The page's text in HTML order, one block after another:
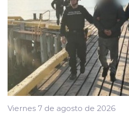
Viernes 7 de agosto de 2026